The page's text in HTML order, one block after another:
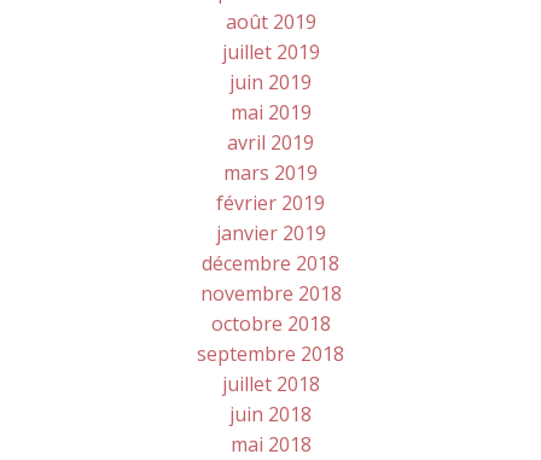
août 2019
juillet 2019
juin 2019
mai 2019
avril 2019
mars 2019
février 2019
janvier 2019
décembre 2018
novembre 2018
octobre 2018
septembre 2018
juillet 2018
juin 2018
mai 2018